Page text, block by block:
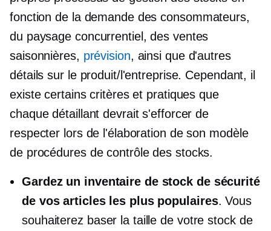
fonction de la demande des consommateurs,
du paysage concurrentiel, des ventes
saisonnières, prévision, ainsi que d'autres
détails sur le produit/l'entreprise. Cependant, il
existe certains critères et pratiques que
chaque détaillant devrait s'efforcer de
respecter lors de l'élaboration de son modèle
de procédures de contrôle des stocks.
Gardez un inventaire de stock de sécurité
de vos articles les plus populaires. Vous
souhaiterez baser la taille de votre stock de